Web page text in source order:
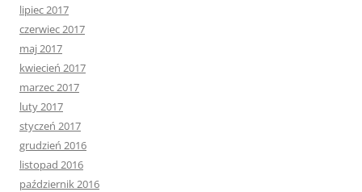
lipiec 2017
czerwiec 2017
maj 2017
kwiecień 2017
marzec 2017
luty 2017
styczeń 2017
grudzień 2016
listopad 2016
październik 2016